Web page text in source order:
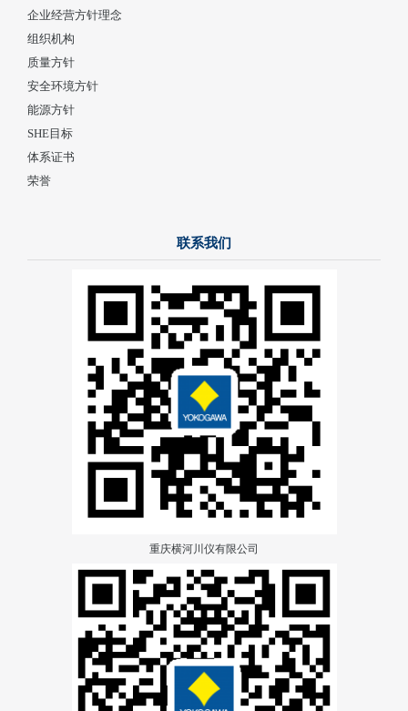
企业经营方针理念
组织机构
质量方针
安全环境方针
能源方针
SHE目标
体系证书
荣誉
联系我们
重庆横河川仪有限公司